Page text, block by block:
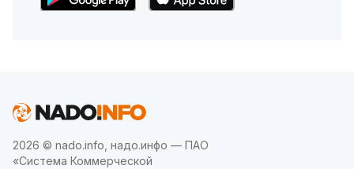
2026 © nado.info, надо.инфо — ПАО
«Система Коммерческой